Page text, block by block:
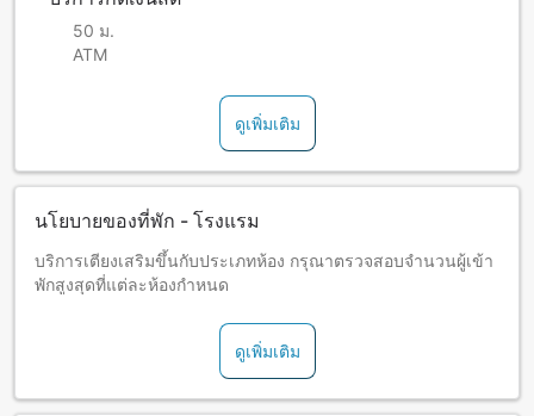
50 ม.
ATM
ดูเพิ่มเติม
นโยบายของที่พัก - โรงแรม
บริการเตียงเสริมขึ้นกับประเภทห้อง กรุณาตรวจสอบจำนวนผู้เข้า
พักสูงสุดที่แต่ละห้องกำหนด
ดูเพิ่มเติม